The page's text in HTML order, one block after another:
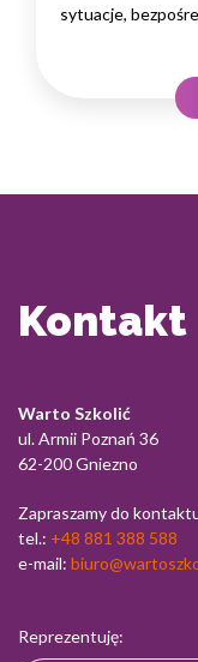
sytuacje,
produktowej,
Kontakt
Warto Szkolić
ul. Armii Poznań 36
62-200 Gniezno
Zapraszamy do
tel.: +48 881 388 588
e-mail:
Reprezentuję: